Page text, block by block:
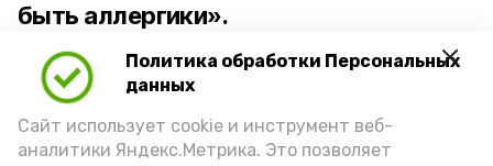
Политика обработки Персональных
данных
Сайт использует cookie и инструмент веб-
аналитики Яндекс.Метрика. Это позволяет
быть аллергики».
Для взрослого человека безопасной
порцией икры считается 30-50 граммов
(2-3 ложки). При этом следует обратить
внимание на хлеб, с которым она